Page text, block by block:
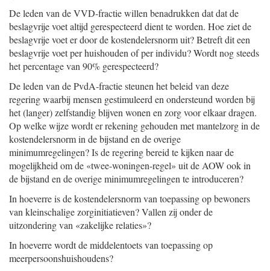
De leden van de VVD-fractie willen benadrukken dat dat de
beslagvrije voet altijd gerespecteerd dient te worden. Hoe ziet de
beslagvrije voet er door de kostendelersnorm uit? Betreft dit een
beslagvrije voet per huishouden of per individu? Wordt nog steeds
het percentage van 90% gerespecteerd?
De leden van de PvdA-fractie steunen het beleid van deze
regering waarbij mensen gestimuleerd en ondersteund worden bij
het (langer) zelfstandig blijven wonen en zorg voor elkaar dragen.
Op welke wijze wordt er rekening gehouden met mantelzorg in de
kostendelersnorm in de bijstand en de overige
minimumregelingen? Is de regering bereid te kijken naar de
mogelijkheid om de «twee-woningen-regel» uit de AOW ook in
de bijstand en de overige minimumregelingen te introduceren?
In hoeverre is de kostendelersnorm van toepassing op bewoners
van kleinschalige zorginitiatieven? Vallen zij onder de
uitzondering van «zakelijke relaties»?
In hoeverre wordt de middelentoets van toepassing op
meerpersoonshuishoudens?